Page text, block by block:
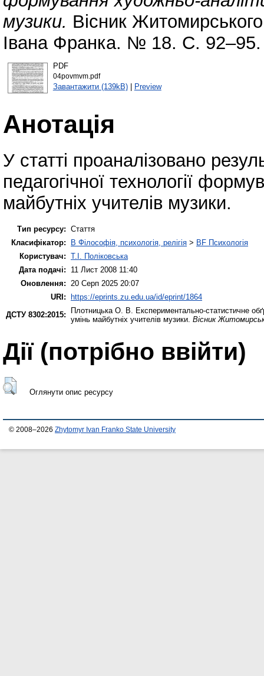
музики. Вісник
Івана Франка. № 18. С. 92–95.
PDF
04povmvm.pdf
Завантажити (139kB)| Preview
Анотація
У статті проаналізовано
педагогічної технології
майбутніх учителів музики.
Тип ресурсу: Стаття
Класифікатор:
B Філософія, психологія, релігія > BF Психологія
Користувач: Т.І. Поліковська
Дата подачі:
11 Лист 2008 11:40
Оновлення:
20 Серп 2025 20:07
URI: https://eprints.zu.edu.ua/id/eprint/1864
ДСТУ 8302:2015:
Плотницька О. В.
Експериментально-статистичне
умінь майбутніх учителів музики. Вісник
Дії ​​(потрібно ввійти)
Оглянути опис ресурсу
© 2008–2026 Zhytomyr Ivan Franko State University